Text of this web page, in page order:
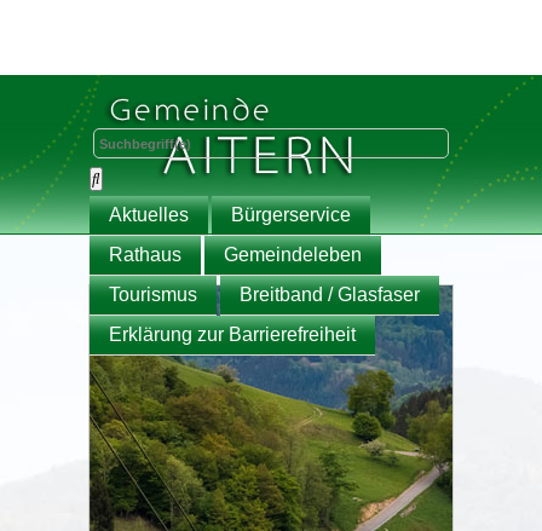
Aktuelles
Bürgerservice
Rathaus
Gemeindeleben
Tourismus
Breitband / Glasfaser
Erklärung zur Barrierefreiheit